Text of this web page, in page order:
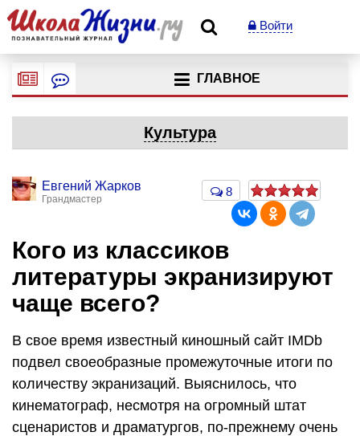
Войти
ГЛАВНОЕ
Культура
Евгений Жарков
Грандмастер
8
Кого из классиков
литературы экранизируют
чаще всего?
В свое время известный киношный сайт IMDb
подвел своеобразные промежуточные итоги по
количеству экранизаций. Выяснилось, что
кинематограф, несмотря на огромный штат
сценаристов и драматургов, по-прежнему очень